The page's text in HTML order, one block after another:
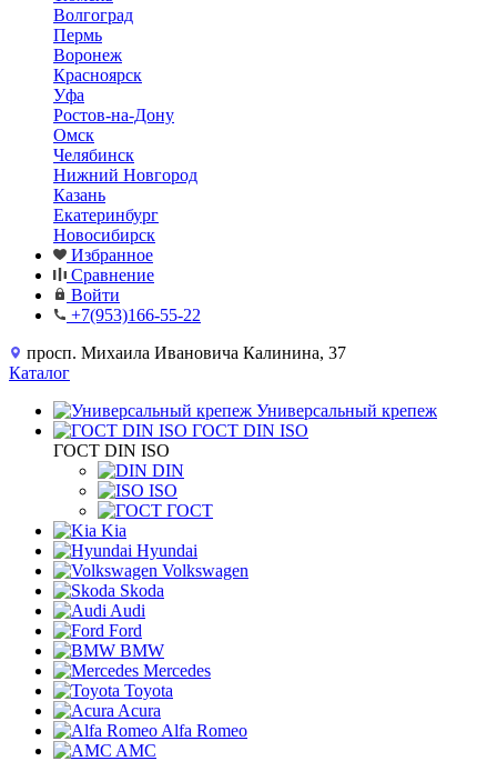
Волгоград
Пермь
Воронеж
Красноярск
Уфа
Ростов-на-Дону
Омск
Челябинск
Нижний Новгород
Казань
Екатеринбург
Новосибирск
Избранное
Сравнение
Войти
+7(953)166-55-22
просп. Михаила Ивановича Калинина, 37
Каталог
Универсальный крепеж
ГОСТ DIN ISO
ГОСТ DIN ISO
DIN
ISO
ГОСТ
Kia
Hyundai
Volkswagen
Skoda
Audi
Ford
BMW
Mercedes
Toyota
Acura
Alfa Romeo
AMC